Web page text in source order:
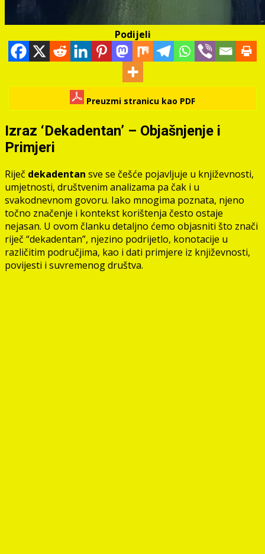
Podijeli
Preuzmi stranicu kao PDF
Izraz ‘Dekadentan’ – Objašnjenje i
Primjeri
Riječ dekadentan sve se češće pojavljuje u književnosti,
umjetnosti, društvenim analizama pa čak i u
svakodnevnom govoru. Iako mnogima poznata, njeno
točno značenje i kontekst korištenja često ostaje
nejasan. U ovom članku detaljno ćemo objasniti što znači
riječ “dekadentan”, njezino podrijetlo, konotacije u
različitim područjima, kao i dati primjere iz književnosti,
povijesti i suvremenog društva.